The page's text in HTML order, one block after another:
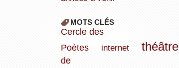
MOTS CLÉS
Cercle des
Poètes
internet théâtre
de